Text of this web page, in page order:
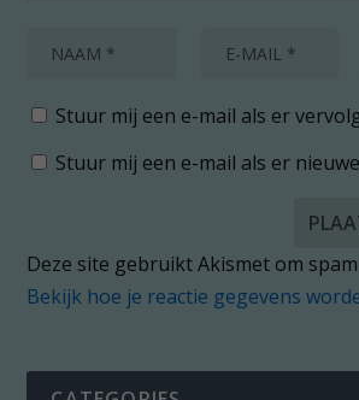
Stuur mij een e-mail als er
Stuur mij een e-mail als er
Deze site gebruikt Akismet om
Bekijk hoe je reactie gegevens